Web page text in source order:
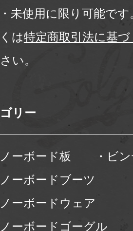
未使用に限り可能です
は特定商取引法に基
い。
リー
ノーボード板
・ビ
ノーボードブーツ
ノーボードウェア
ノーボードゴーグル